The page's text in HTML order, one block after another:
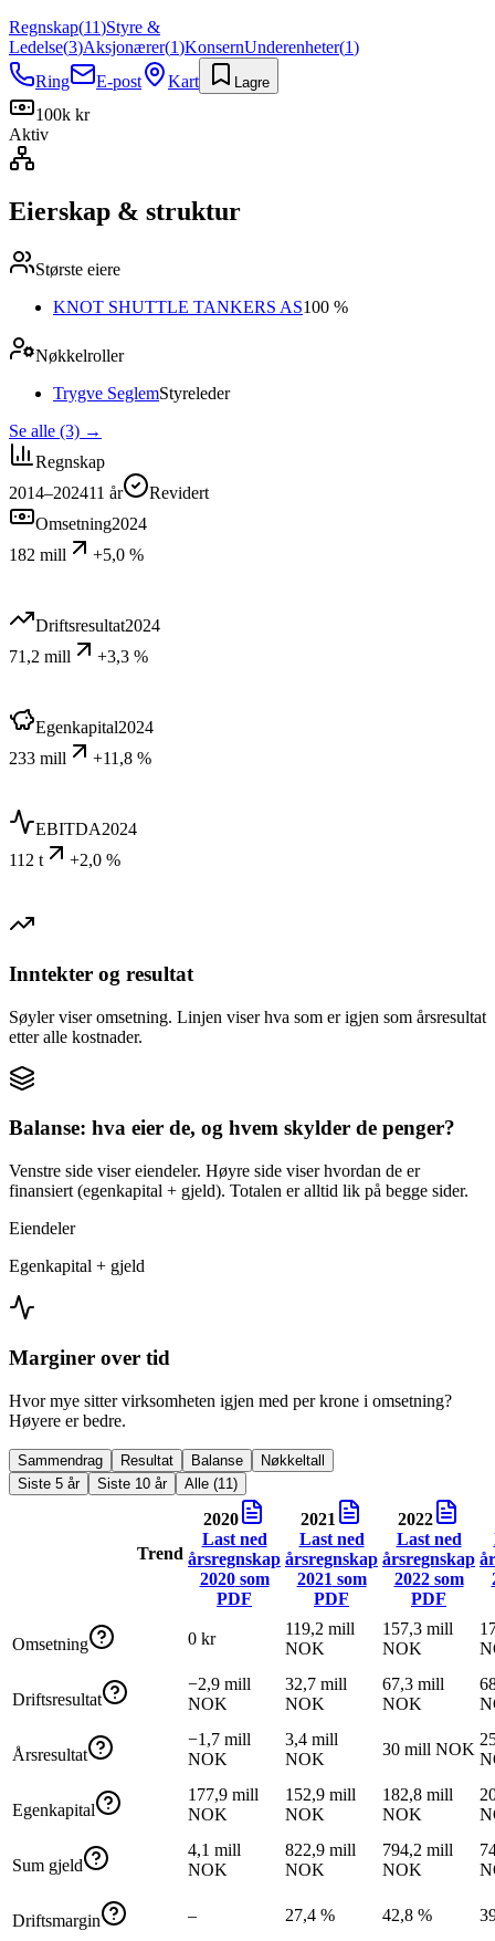
Regnskap(11)Styre &
Ledelse(3)Aksjonærer(1)KonsernUnderenheter(1)
Ring
E-post Kart Lagre
100k kr
Aktiv
Eierskap & struktur
Største eiere
KNOT SHUTTLE TANKERS AS100 %
Nøkkelroller
Trygve SeglemStyreleder
Se alle (3) →
Regnskap
2014–202411 år
Revidert
Omsetning2024
182 mill
+5,0 %
Driftsresultat2024
71,2 mill
+3,3 %
Egenkapital2024
233 mill
+11,8 %
EBITDA2024
112 t
+2,0 %
Inntekter og resultat
Søyler viser omsetning. Linjen viser hva som er igjen som årsresultat
etter alle kostnader.
Balanse: hva eier de, og hvem skylder de penger?
Venstre side viser eiendeler. Høyre side viser hvordan de er
finansiert (egenkapital + gjeld). Totalen er alltid lik på begge sider.
Eiendeler
Egenkapital + gjeld
Marginer over tid
Hvor mye sitter virksomheten igjen med per krone i omsetning?
Høyere er bedre.
Sammendrag Resultat Balanse
Nøkkeltall
Siste 5 år
Siste 10 år Alle (11)
Trend
2020
Last ned
årsregnskap
2020som
PDF
2021
Last ned
årsregnskap
2021 som
PDF
2022
Last ned
årsregnskap
2022som
PDF
Omsetning 0 kr
119,2 mill
NOK
157,3 mill
NOK
Driftsresultat
−2,9 mill
NOK
32,7 mill
NOK
67,3 mill
NOK
Årsresultat
−1,7 mill
NOK
3,4 mill
NOK
30 mill NOK
Egenkapital
177,9 mill
NOK
152,9 mill
NOK
182,8 mill
NOK
Sum gjeld
4,1 mill
NOK
822,9 mill
NOK
794,2 mill
NOK
Driftsmargin – 27,4 % 42,8 %